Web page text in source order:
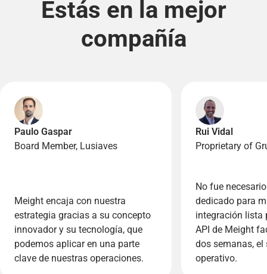
Estás en la mejor
compañía
Paulo Gaspar
Board Member, Lusiaves
Meight encaja con nuestra
estrategia gracias a su concepto
innovador y su tecnología, que
podemos aplicar en una parte
clave de nuestras operaciones.
Rui Vidal
Proprietary of
No fue
dedicado para
integración lista
API de Meight
dos semanas,
operativo.